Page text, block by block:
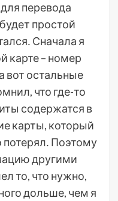
перевода
простой
Сначала я
карте – номер
вот остальные
что где-то
содержатся в
карты, который
потерял․ Поэтому
другими
то, что нужно,
дольше, чем я